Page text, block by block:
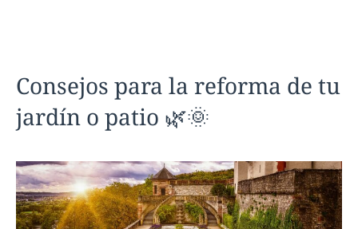
Consejos para la reforma de tu
jardín o patio 🌿🌞